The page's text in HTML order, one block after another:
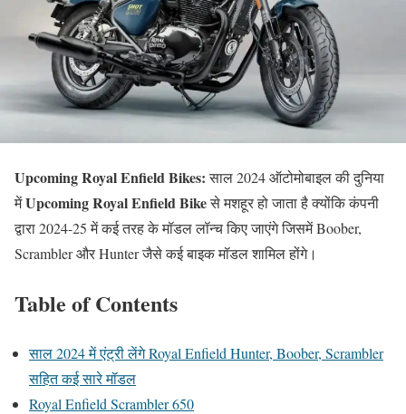
Upcoming Royal Enfield Bikes:साल 2024 ऑटोमोबाइल की दुनिया
मेंUpcoming Royal Enfield Bikeसे मशहूर हो जाता है क्योंकि कंपनी
द्वारा 2024-25 में कई तरह के मॉडल लॉन्च किए जाएंगे जिसमें Boober,
Scrambler और Hunter जैसे कई बाइक मॉडल शामिल होंगे।
Table of Contents
साल 2024 में एंट्री लेंगे Royal Enfield Hunter, Boober, Scrambler
सहित कई सारे मॉडल
Royal Enfield Scrambler 650